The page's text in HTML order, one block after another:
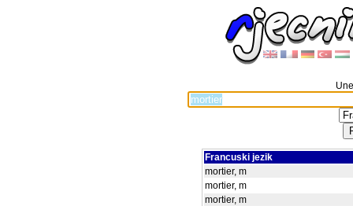
Francuski jezik
mortier, m
mortier, m
mortier, m